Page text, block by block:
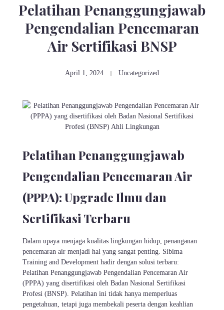
Pelatihan Penanggungjawab
Pengendalian Pencemaran
Air Sertifikasi BNSP
April 1, 2024 Uncategorized
Pelatihan Penanggungjawab
Pengendalian Pencemaran Air
(PPPA): Upgrade Ilmu dan
Sertifikasi Terbaru
Dalam upaya menjaga kualitas lingkungan hidup, penanganan
pencemaran air menjadi hal yang sangat penting. Sibima
Training and Development hadir dengan solusi terbaru:
Pelatihan Penanggungjawab Pengendalian Pencemaran Air
(PPPA) yang disertifikasi oleh Badan Nasional Sertifikasi
Profesi (BNSP). Pelatihan ini tidak hanya memperluas
pengetahuan, tetapi juga membekali peserta dengan keahlian